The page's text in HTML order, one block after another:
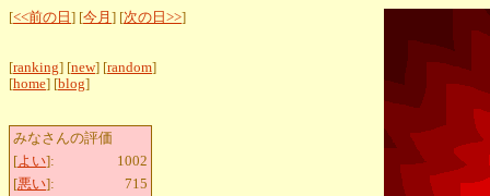
[<<前の日 ] [今月 ] [次の日>>]
[ranking] [new] [random]
[home] [blog]
みなさんの評価
[よい]:
1002
[悪い]:
715